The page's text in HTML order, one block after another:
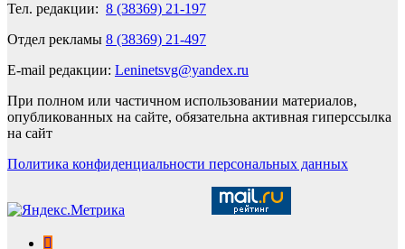
Тел. редакции: 8 (38369) 21-197
Отдел рекламы 8 (38369) 21-497
E-mail редакции: Leninetsvg@yandex.ru
При полном или частичном использовании материалов,
опубликованных на сайте, обязательна активная гиперссылка
на сайт
Политика конфиденциальности персональных данных